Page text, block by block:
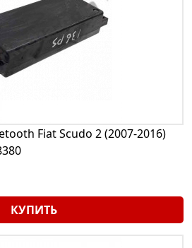
Fiat Scudo 2 (2007-2016)
КУПИТЬ